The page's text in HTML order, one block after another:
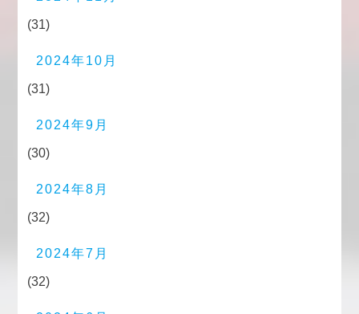
(31)
2024年10月
(31)
2024年9月
(30)
2024年8月
(32)
2024年7月
(32)